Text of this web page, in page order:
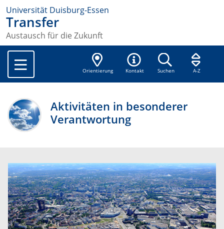
Universität Duisburg-Essen
Transfer
Austausch für die Zukunft
Orientierung Kontakt Suchen A-Z
Aktivitäten in besonderer
Verantwortung